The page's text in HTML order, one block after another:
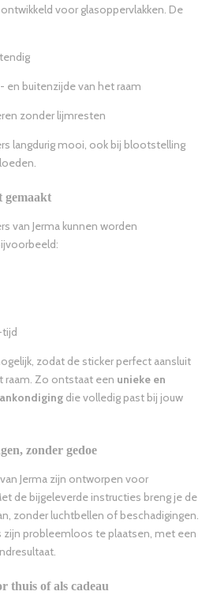
voor glasoppervlakken. De
en buitenzijde van het raam
zonder lijmresten
langdurig mooi, ook bij blootstelling
gemaakt
van Jerma kunnen worden
zodat de sticker perfect aansluit
raam. Zo ontstaat een unieke en
die volledig past bij jouw
zonder gedoe
Jerma zijn ontworpen voor
de bijgeleverde instructies breng je de
zonder luchtbellen of beschadigingen.
zijn probleemloos te plaatsen, met een
thuis of als cadeau